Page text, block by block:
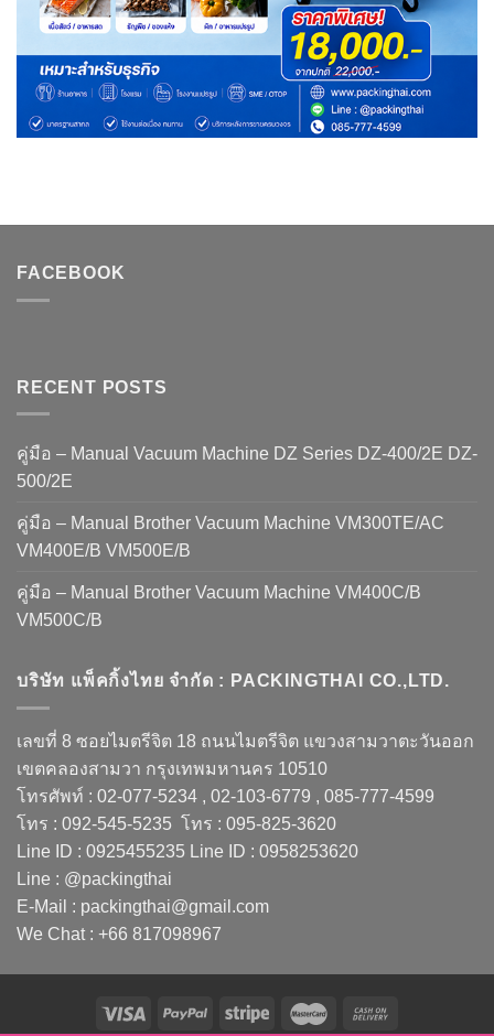
FACEBOOK
RECENT POSTS
คู่มือ – Manual Vacuum Machine DZ Series DZ-400/2E DZ-
500/2E
คู่มือ – Manual Brother Vacuum Machine VM300TE/AC
VM400E/B VM500E/B
คู่มือ – Manual Brother Vacuum Machine VM400C/B
VM500C/B
บริษัท แพ็คกิ้งไทย จำกัด : PACKINGTHAI CO.,LTD.
เลขที่ 8 ซอยไมตรีจิต 18 ถนนไมตรีจิต แขวงสามวาตะวันออก
เขตคลองสามวา กรุงเทพมหานคร 10510
โทรศัพท์ : 02-077-5234 , 02-103-6779 , 085-777-4599
โทร : 092-545-5235 โทร : 095-825-3620
Line ID : 0925455235 Line ID : 0958253620
Line : @packingthai
E-Mail : packingthai@gmail.com
We Chat : +66 817098967